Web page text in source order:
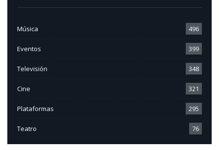
Música 496
Eventos 399
Televisión 348
Cine 321
Plataformas 295
Teatro 76